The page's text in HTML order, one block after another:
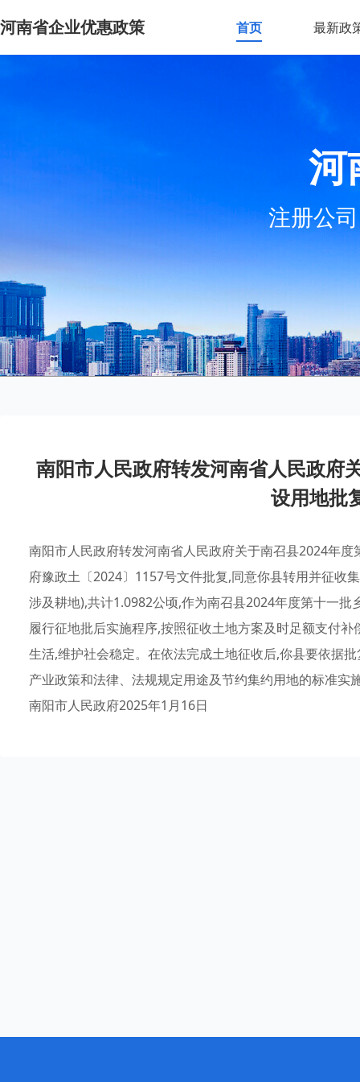
河南省企业优惠政策 首页 最新政
河
注册公
南阳市人民政府转发河南省人民政府
设用地批
南阳市人民政府转发河南省人民政府关于南召县2024年
府豫政土〔2024〕1157号文件批复,同意你县转用并征收
涉及耕地),共计1.0982公顷,作为南召县2024年度第十一
履行征地批后实施程序,按照征收土地方案及时足额支付
生活,维护社会稳定。在依法完成土地征收后,你县要依据
产业政策和法律、法规规定用途及节约集约用地的标准
南阳市人民政府2025年1月16日